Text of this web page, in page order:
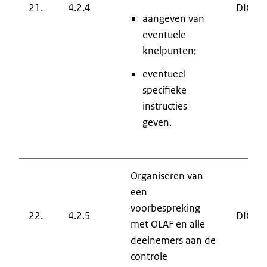
21. 4.2.4
aangeven van
eventuele
knelpunten;
eventueel
specifieke
instructies
geven.
DIC
22. 4.2.5
Organiseren van
een
voorbespreking
met OLAF en alle
deelnemers aan de
controle
DIC